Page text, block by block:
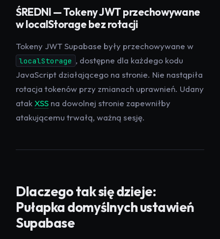
ŚREDNI — Tokeny JWT przechowywane
w localStorage bez rotacji
Tokeny JWT Supabase były przechowywane w
localStorage , dostępne dla każdego kodu
JavaScript działającego na stronie. Nie nastąpiła
rotacja tokenów przy zmianach uprawnień. Udany
atak XSS na dowolnej stronie zapewniłby
atakującemu trwałą, ważną sesję.
Dlaczego tak się dzieje:
Pułapka domyślnych ustawień
Supabase